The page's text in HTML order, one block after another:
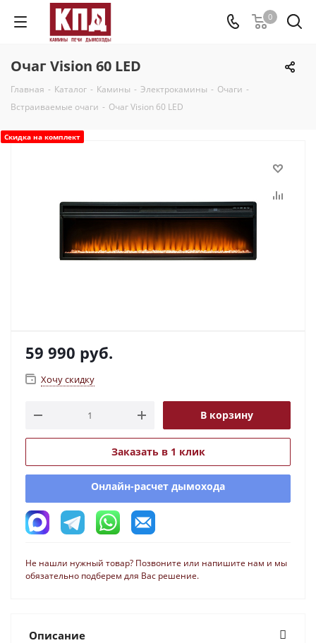
0
Очаг Vision 60 LED
Главная - Каталог - Камины - Электрокамины - Очаги -
Встраиваемые очаги - Очаг Vision 60 LED
Скидка на комплект
59 990 руб.
Хочу скидку
В корзину
Заказать в 1 клик
Онлайн-расчет дымохода
Не нашли нужный товар? Позвоните или напишите нам и мы
обязательно подберем для Вас решение.
Описание